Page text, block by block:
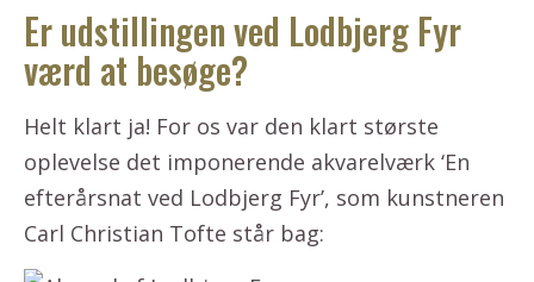
Er udstillingen ved Lodbjerg Fyr
værd at besøge?
Helt klart ja! For os var den klart største
oplevelse det imponerende akvarelværk ‘En
efterårsnat ved Lodbjerg Fyr’, som kunstneren
Carl Christian Tofte står bag: